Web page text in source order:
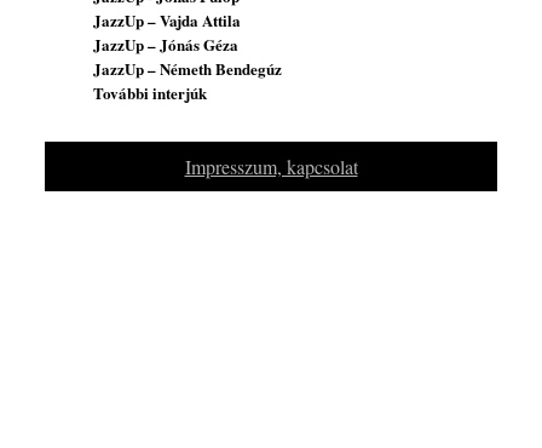
JazzUp – Vajda Attila
JazzUp – Jónás Géza
JazzUp – Németh Bendegúz
További interjúk
Impresszum, kapcsolat